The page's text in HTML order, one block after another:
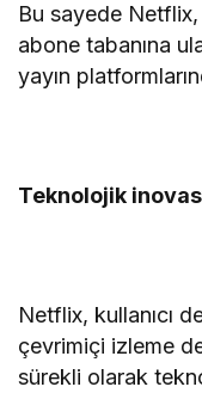
Bu sayede
abone tabanına
yayın
Teknolojik
Netflix, kullanıcı
çevrimiçi izleme
sürekli olarak